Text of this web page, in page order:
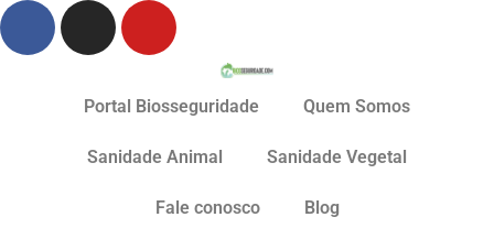
Portal Biosseguridade Quem Somos
Sanidade Animal Sanidade Vegetal
Fale conosco Blog